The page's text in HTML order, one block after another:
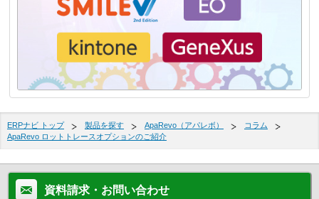
ERPナビ トップ 製品を探す ApaRevo（アパレボ）
コラム
ApaRevo ロットトレースオプションのご紹介
資料請求・お問い合わせ